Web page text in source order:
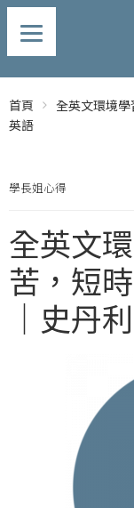
首頁
全英文環境
英語
學長姐心得
全英文
苦，短
｜史丹